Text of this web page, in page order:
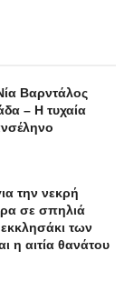
Βαρντάλος
– Η τυχαία
την νεκρή
σε σπηλιά
των
η αιτία θανάτου